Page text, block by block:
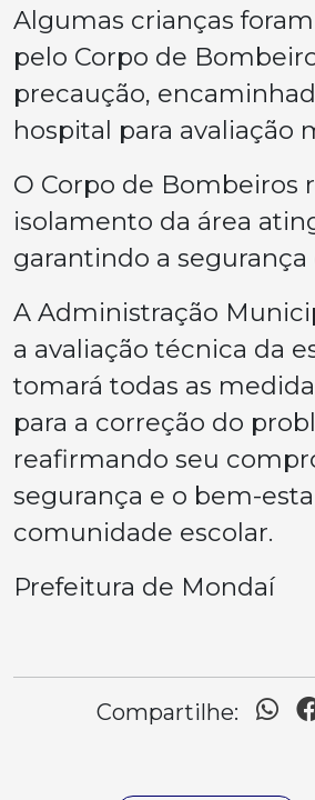
Algumas crianças
pelo Corpo de
precaução,
hospital para avaliação
O Corpo de Bombeiros
isolamento da área
garantindo a segurança
A Administração
a avaliação técnica da
tomará todas as
para a correção do
reafirmando seu
segurança e o bem-
comunidade escolar.
Prefeitura de Mondaí
Compartilhe: